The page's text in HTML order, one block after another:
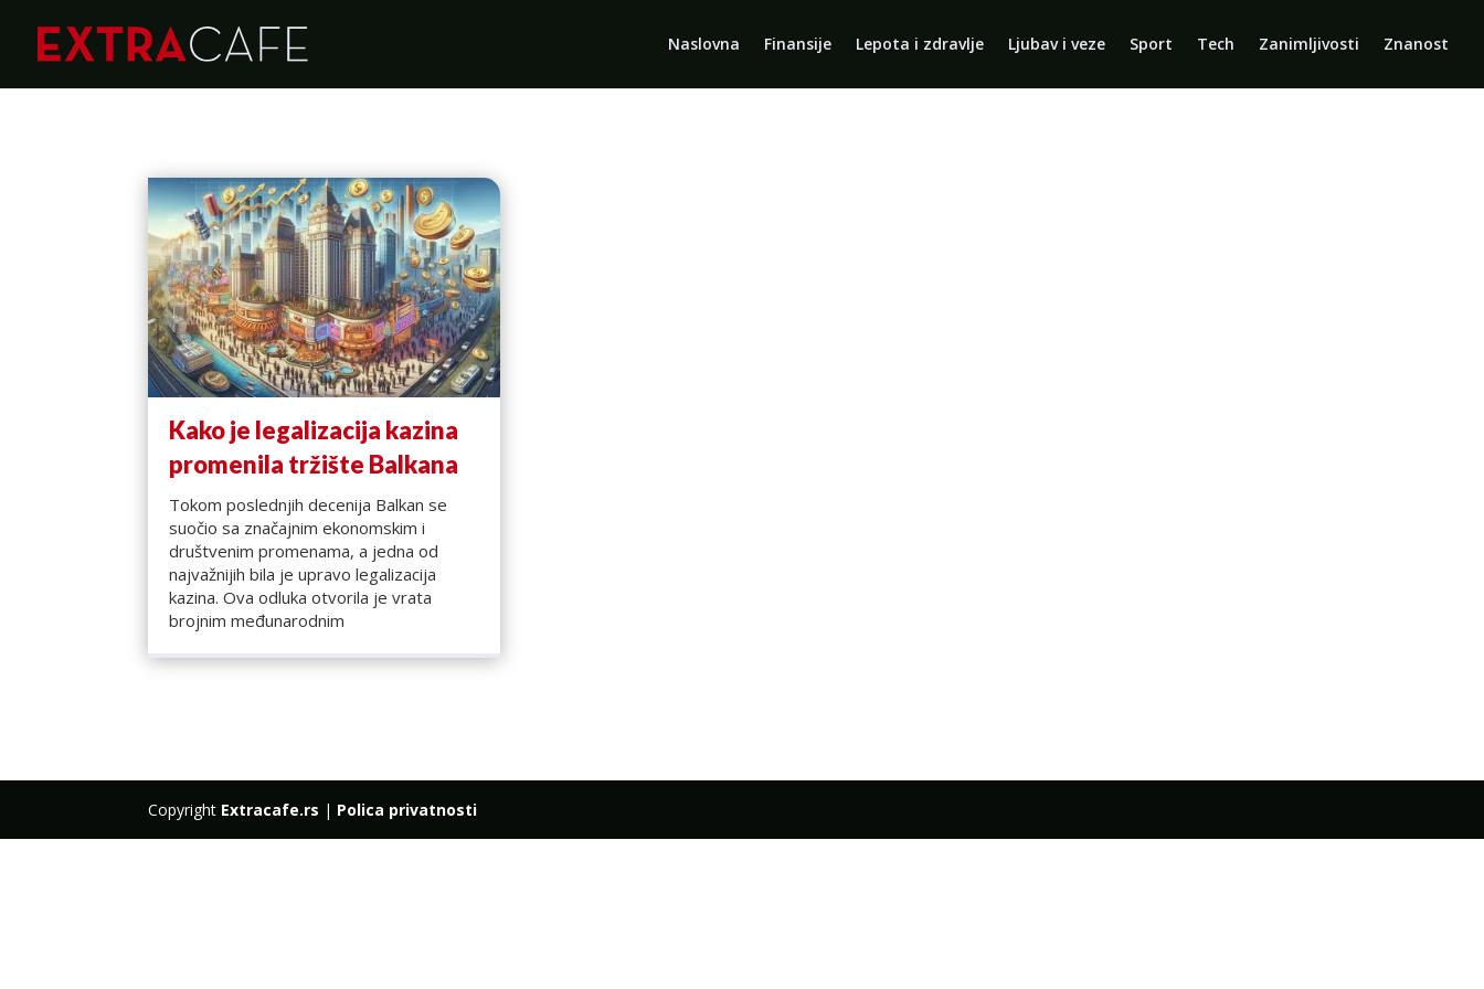
Naslovna Finansije Lepota i zdravlje Ljubav i veze Sport Tech Zanimljivosti Znanost
Kako je legalizacija kazina
promenila tržište Balkana
Tokom poslednjih decenija Balkan se
suočio sa značajnim ekonomskim i
društvenim promenama, a jedna od
najvažnijih bila je upravo legalizacija
kazina. Ova odluka otvorila je vrata
brojnim međunarodnim
Copyright Extracafe.rs | Polica privatnosti